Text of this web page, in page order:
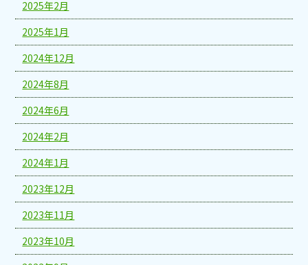
2025年2月
2025年1月
2024年12月
2024年8月
2024年6月
2024年2月
2024年1月
2023年12月
2023年11月
2023年10月